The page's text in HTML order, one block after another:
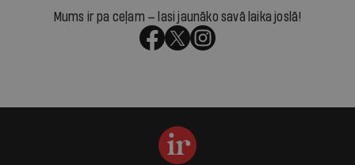
Mums ir pa ceļam — lasi jaunāko savā laika joslā!